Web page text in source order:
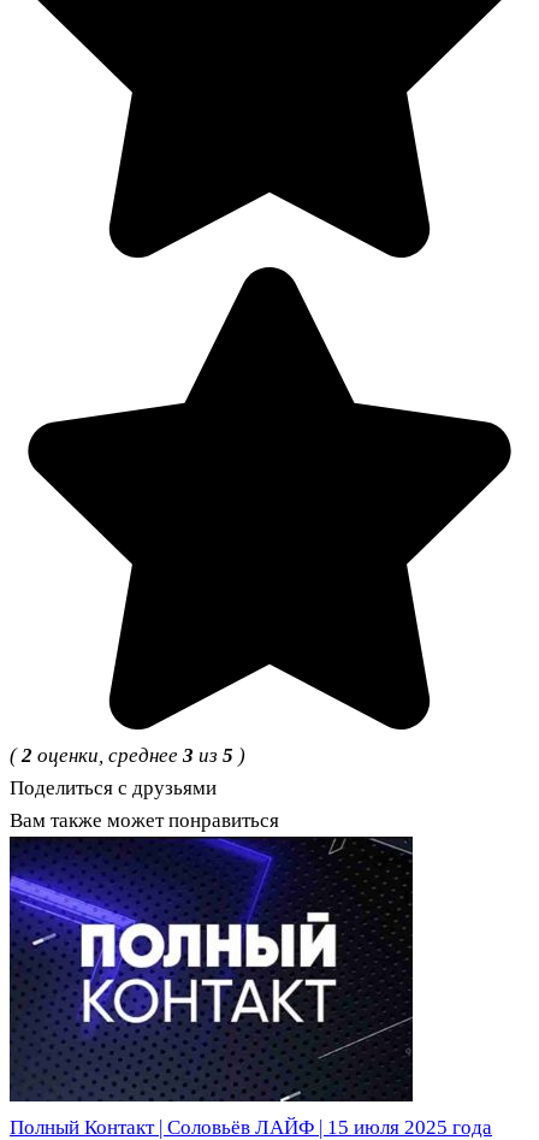
(2 оценки, среднее 3 из 5 )
Поделиться с друзьями
Вам также может понравиться
Полный Контакт | Соловьёв ЛАЙФ | 15 июля 2025 года